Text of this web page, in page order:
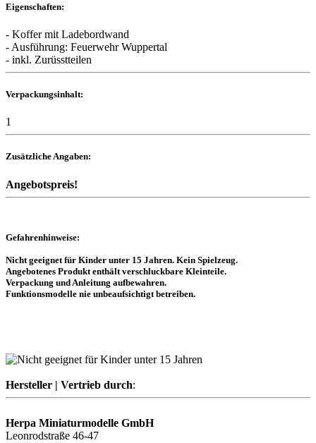
Eigenschaften:
- Koffer mit Ladebordwand
- Ausführung: Feuerwehr Wuppertal
- inkl. Zurüsstteilen
Verpackungsinhalt:
1
Zusätzliche Angaben:
Angebotspreis!
Gefahrenhinweise:
Nicht geeignet für Kinder unter 15 Jahren. Kein Spielzeug.
Angebotenes Produkt enthält verschluckbare Kleinteile.
Verpackung und Anleitung aufbewahren.
Funktionsmodelle nie unbeaufsichtigt betreiben.
Hersteller | Vertrieb durch:
Herpa Miniaturmodelle GmbH
Leonrodstraße 46-47